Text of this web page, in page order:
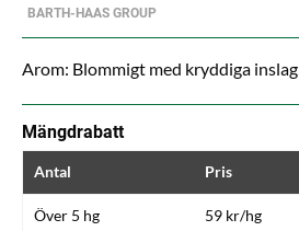
BARTH-HAAS GROUP
Arom: Blommigt med kryddiga inslag
Mängdrabatt
Antal Pris
Över 5 hg 59 kr/hg